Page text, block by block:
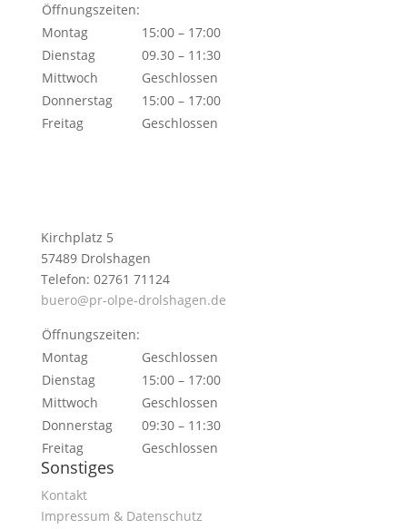
Öffnungszeiten:
Montag
15:00 – 17:00
Dienstag
09.30 – 11:30
Mittwoch
Geschlossen
Donnerstag
15:00 – 17:00
Freitag
Geschlossen
Kirchplatz 5
57489 Drolshagen
Telefon: 02761 71124
buero@pr-olpe-drolshagen.de
Öffnungszeiten:
Montag
Geschlossen
Dienstag
15:00 – 17:00
Mittwoch
Geschlossen
Donnerstag
09:30 – 11:30
Freitag
Geschlossen
Sonstiges
Kontakt
Impressum & Datenschutz